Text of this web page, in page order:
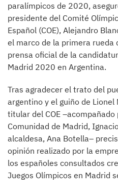
paralímpicos de 2020,
presidente del Comité
Español (COE), Alejandro
el marco de la primera rueda
prensa oficial de la
Madrid 2020 en Argentina.
Tras agradecer el trato del
argentino y el guiño de
titular del COE
Comunidad de Madrid,
alcaldesa, Ana Botella–
opinión realizado por la
los españoles consultados
Juegos Olímpicos en Madrid